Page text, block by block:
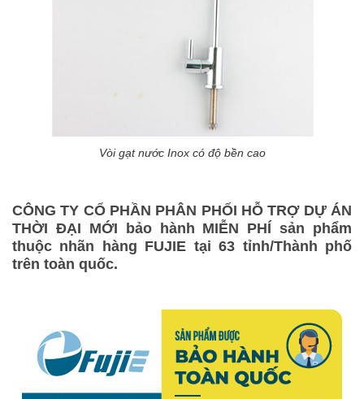
Vòi gạt nước Inox có độ bền cao
CÔNG TY CỔ PHẦN PHÂN PHỐI HỖ TRỢ DỰ ÁN
THỜI ĐẠI MỚI bảo hành MIỄN PHÍ sản phẩm
thuộc nhãn hàng FUJIE tại 63 tỉnh/Thành phố
trên toàn quốc.